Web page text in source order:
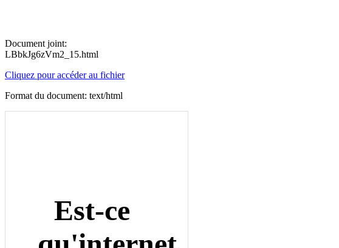
Document joint:
LBbkJg6zVm2_15.html
Cliquez pour accéder au fichier
Format du document: text/html